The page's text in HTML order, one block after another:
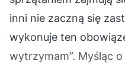
inni nie zaczną się
wykonuje ten
wytrzymam”. Myśląc